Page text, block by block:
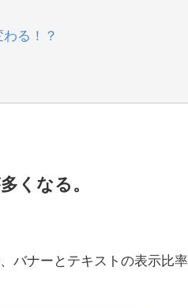
る！？
なる。
バナーとテキストの表示比